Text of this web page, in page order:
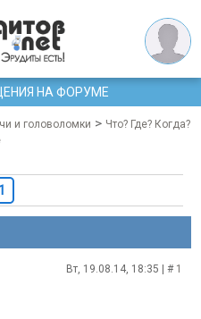
НА ФОРУМЕ
и головоломки > Что? Где? Когда?
1
Вт, 19.08.14, 18:35 | # 1